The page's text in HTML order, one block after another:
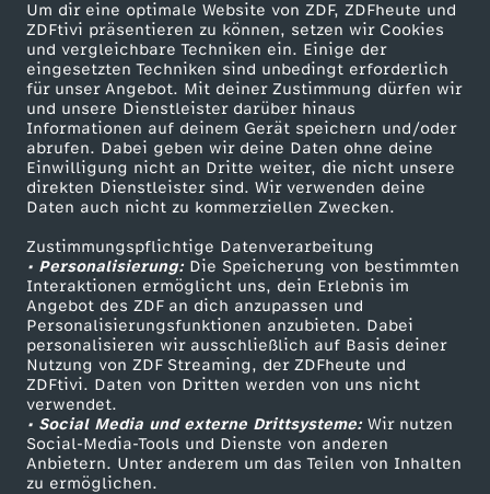
Um dir eine optimale Website von ZDF, ZDFheute und
ZDFtivi präsentieren zu können, setzen wir Cookies
und vergleichbare Techniken ein. Einige der
eingesetzten Techniken sind unbedingt erforderlich
für unser Angebot. Mit deiner Zustimmung dürfen wir
und unsere Dienstleister darüber hinaus
Informationen auf deinem Gerät speichern und/oder
abrufen. Dabei geben wir deine Daten ohne deine
Einwilligung nicht an Dritte weiter, die nicht unsere
direkten Dienstleister sind. Wir verwenden deine
Daten auch nicht zu kommerziellen Zwecken.
Zustimmungspflichtige Datenverarbeitung
• Personalisierung:Die Speicherung von bestimmten
Interaktionen ermöglicht uns, dein Erlebnis im
Angebot des ZDF an dich anzupassen und
Personalisierungsfunktionen anzubieten. Dabei
personalisieren wir ausschließlich auf Basis deiner
Nutzung von ZDF Streaming, der ZDFheute und
ZDFtivi. Daten von Dritten werden von uns nicht
verwendet.
• Social Media und externe Drittsysteme:Wir nutzen
Social-Media-Tools und Dienste von anderen
Anbietern. Unter anderem um das Teilen von Inhalten
zu ermöglichen.
Mehr ZDF
ZDF-Apps
Smart TV
ZDFtext
Livestreams
Sendungen A-Z
TV-Programm
Service
ZDFmitreden
Kontakt zum ZDF
Tickets
Zuschauerservice
Hilfe
ZDF Unternehmen
Karriere